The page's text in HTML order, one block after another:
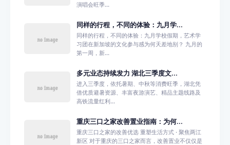
演唱会旺季...
同样的行程，不同的体验：九月学...
同样的行程，不同的体验：九月学校假期，艺术学
习团在新加坡的文化参与感为何天差地别？ 九月的
第一周，新...
多元业态持续发力 湖北三季度文...
进入三季度，依托暑期、中秋等消费旺季，湖北凭
借优质避暑资源、丰富夜游演艺、精品主题线路及
高铁流量红利...
重庆三口之家改善置业指南：为何...
重庆三口之家的改善优选 重塑生活方式 · 聚焦两江
新区 对于重庆的三口之家而言，改善置业不仅仅是